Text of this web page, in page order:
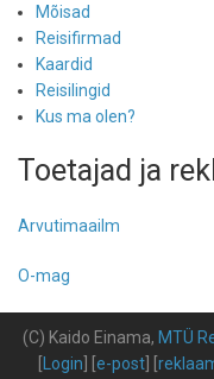
Mõisad
Reisifirmad
Kaardid
Reisilingid
Kus ma olen?
Toetajad ja
Arvutimaailm
O-mag
(C) Kaido Einama, MTÜ
Login e-post] [